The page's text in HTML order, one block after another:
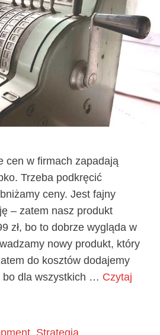
cen w firmach zapadają
Trzeba podkręcić
ceny. Jest fajny
– zatem nasz produkt
zł, bo to dobrze wygląda w
nowy produkt, który
do kosztów dodajemy
bo dla wszystkich … Czytaj
, Strategia